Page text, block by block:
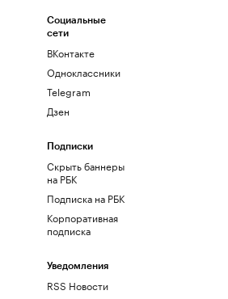
Социальные
сети
ВКонтакте
Одноклассники
Telegram
Дзен
Подписки
Скрыть баннеры
на РБК
Подписка на РБК
Корпоративная
подписка
Уведомления
RSS Новости